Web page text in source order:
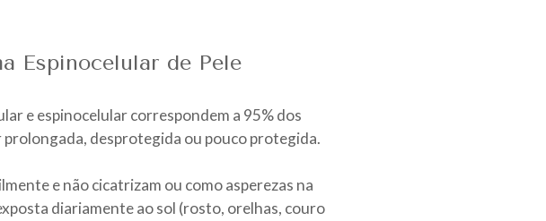
Espinocelular de Pele
e espinocelular correspondem a 95% dos
prolongada, desprotegida ou pouco protegida.
e não cicatrizam ou como asperezas na
diariamente ao sol (rosto, orelhas, couro